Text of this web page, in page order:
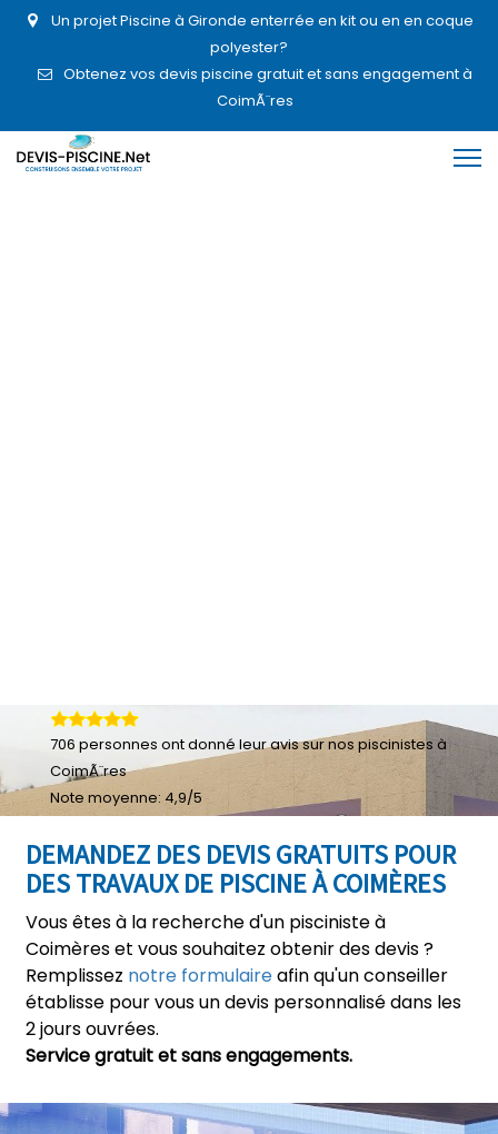
Un projet Piscine à Gironde enterrée en kit ou en en coque
polyester?
Obtenez vos devis piscine gratuit et sans engagement à
CoimÃ¨res
DEMANDEZ DES DEVIS GRATUITS POUR
DES TRAVAUX DE PISCINE À COIMÈRES
Vous êtes à la recherche d'un pisciniste à
Coimères et vous souhaitez obtenir des devis ?
Remplissez notre formulaireafin qu'un conseiller
établisse pour vous un devis personnalisé dans les
2 jours ouvrées.
Service gratuit et sans engagements.
706 personnes ont donné leuravis sur nos piscinistes à
CoimÃ¨res
Note moyenne: 4,9/5